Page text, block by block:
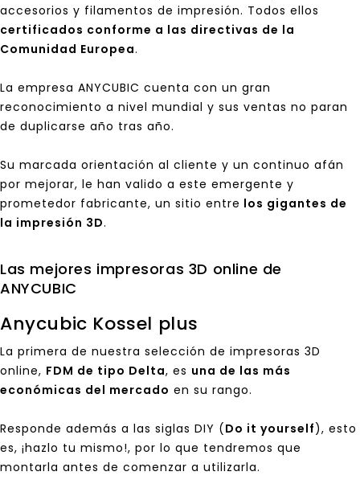
accesorios y filamentos de impresión. Todos ellos
certificados conforme a las directivas de la
Comunidad Europea.
La empresa ANYCUBIC cuenta con un gran
reconocimiento a nivel mundial y sus ventas no paran
de duplicarse año tras año.
Su marcada orientación al cliente y un continuo afán
por mejorar, le han valido a este emergente y
prometedor fabricante, un sitio entre los gigantes de
la impresión 3D.
Las mejores impresoras 3D online de
ANYCUBIC
Anycubic Kossel plus
La primera de nuestra selección de impresoras 3D
online, FDM de tipo Delta, es una de las más
económicas del mercado en su rango.
Responde además a las siglas DIY (Do it yourself), esto
es, ¡hazlo tu mismo!, por lo que tendremos que
montarla antes de comenzar a utilizarla.